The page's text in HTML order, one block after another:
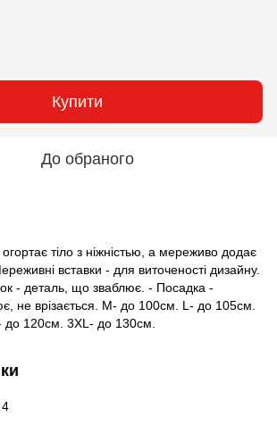
Купити
До обраного
тіло з ніжністью, а мереживо додає
вставки - для виточеності дизайну.
- деталь, що зваблює. - Посадка -
не врізається. M- до 100см. L- до 105см.
120см. 3XL- до 130см.
4